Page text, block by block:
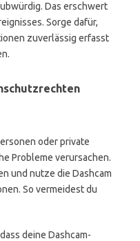
Das erschwert
Sorge dafür,
zuverlässig erfasst
oder private
Probleme verursachen.
und nutze die Dashcam
So vermeidest du
deine Dashcam-